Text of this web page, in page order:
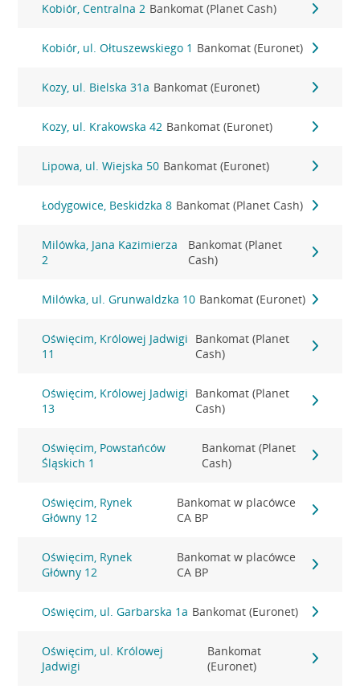
Kobiór, Centralna 2 Bankomat (Planet Cash)
Kobiór, ul. Ołtuszewskiego 1 Bankomat (Euronet)
Kozy, ul. Bielska 31a Bankomat (Euronet)
Kozy, ul. Krakowska 42 Bankomat (Euronet)
Lipowa, ul. Wiejska 50 Bankomat (Euronet)
Łodygowice, Beskidzka 8 Bankomat (Planet Cash)
Milówka, Jana Kazimierza
2
Bankomat (Planet
Cash)
Milówka, ul. Grunwaldzka 10 Bankomat (Euronet)
Oświęcim, Królowej Jadwigi
11
Bankomat (Planet
Cash)
Oświęcim, Królowej Jadwigi
13
Bankomat (Planet
Cash)
Oświęcim, Powstańców
Śląskich 1
Bankomat (Planet
Cash)
Oświęcim, Rynek
Główny 12
Bankomat w placówce
CA BP
Oświęcim, Rynek
Główny 12
Bankomat w placówce
CA BP
Oświęcim, ul. Garbarska 1a Bankomat (Euronet)
Oświęcim, ul. Królowej
Jadwigi
Bankomat
(Euronet)